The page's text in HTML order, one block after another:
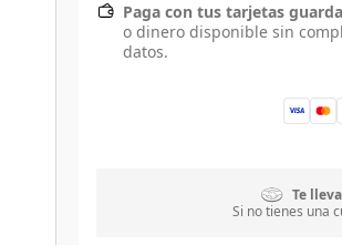
Paga con tus tarjetas
o dinero disponible sin
datos.
Te
Si no tienes una